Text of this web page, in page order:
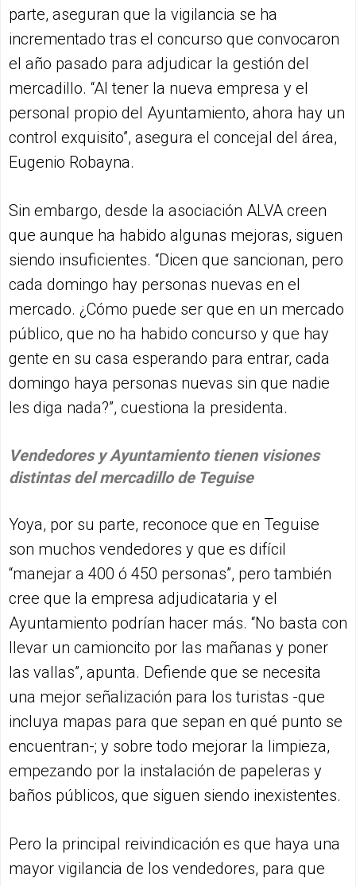
parte, aseguran que la vigilancia se ha
incrementado tras el concurso que convocaron
el año pasado para adjudicar la gestión del
mercadillo. “Al tener la nueva empresa y el
personal propio del Ayuntamiento, ahora hay un
control exquisito”, asegura el concejal del área,
Eugenio Robayna.
Sin embargo, desde la asociación ALVA creen
que aunque ha habido algunas mejoras, siguen
siendo insuficientes. “Dicen que sancionan, pero
cada domingo hay personas nuevas en el
mercado. ¿Cómo puede ser que en un mercado
público, que no ha habido concurso y que hay
gente en su casa esperando para entrar, cada
domingo haya personas nuevas sin que nadie
les diga nada?”, cuestiona la presidenta.
Vendedores y Ayuntamiento tienen visiones
distintas del mercadillo de Teguise
Yoya, por su parte, reconoce que en Teguise
son muchos vendedores y que es difícil
“manejar a 400 ó 450 personas”, pero también
cree que la empresa adjudicataria y el
Ayuntamiento podrían hacer más. “No basta con
llevar un camioncito por las mañanas y poner
las vallas”, apunta. Defiende que se necesita
una mejor señalización para los turistas -que
incluya mapas para que sepan en qué punto se
encuentran-; y sobre todo mejorar la limpieza,
empezando por la instalación de papeleras y
baños públicos, que siguen siendo inexistentes.
Pero la principal reivindicación es que haya una
mayor vigilancia de los vendedores, para que